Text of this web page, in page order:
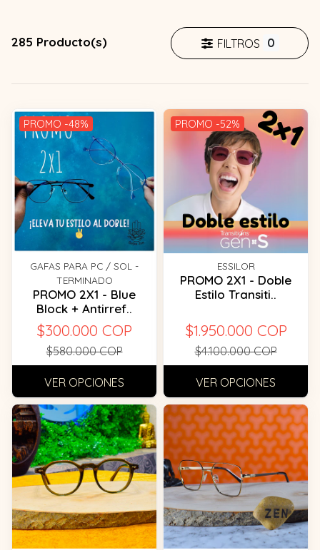
285 Producto(s) FILTROS 0
PROMO -48%
GAFAS PARA PC / SOL -
TERMINADO
PROMO 2X1 - Blue
Block + Antirref..
$300.000 COP
$580.000 COP
VER OPCIONES
PROMO -52%
ESSILOR
PROMO 2X1 - Doble
Estilo Transiti..
$1.950.000 COP
$4.100.000 COP
VER OPCIONES